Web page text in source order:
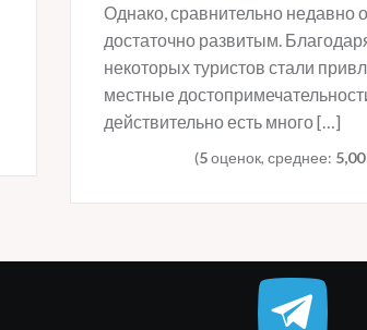
Однако, сравнительно недавно
достаточно развитым.
некоторых туристов стали
местные
действительно есть много […]
(5оценок, среднее: 5,00